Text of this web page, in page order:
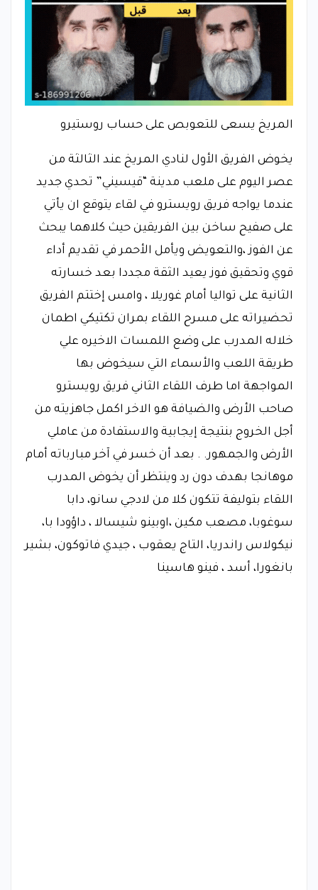
المريخ يسعى للتعوبص على حساب روستيرو
يخوض الفريق الأول لنادي المريخ عند الثالثة من
عصر اليوم على ملعب مدينة “قيسيني” تحدي جديد
عندما يواجه فريق رويسترو في لقاء يتوقع ان يأتي
على صفيح ساخن بين الفريقين حيث كلاهما يبحث
عن الفوز ،والتعويض ويأمل الأحمر في تقديم أداء
قوي وتحقيق فوز يعيد الثقة مجددا بعد خسارته
الثانية على تواليا أمام غوريلا ، وامس إختتم الفريق
تحضيراته على مسرح اللقاء بمران تكتيكي اطمان
خلاله المدرب على وضع اللمسات الاخيره علي
طريقة اللعب والأسماء التي سيخوض بها
المواجهة اما طرف اللقاء الثاني فريق رويسترو
صاحب الأرض والضيافة هو الاخر اكمل جاهزيته من
أجل الخروج بنتيجة إيجابية والاستفادة من عاملي
الأرض والجمهور. . بعد أن خسر في آخر مبارباته أمام
موهانجا بهدف دون رد وينتظر أن يخوض المدرب
اللقاء بتوليفة تتكون كلا من لادجي سانو، دابا
سوغوبا، مصعب مكين ،اوبينو شيسالا ، داؤودا با،
نيكولاس راندريا، التاج يعقوب ، جيدي فاتوكون، بشير
بانغورا، أسد ، فينو هاسينا